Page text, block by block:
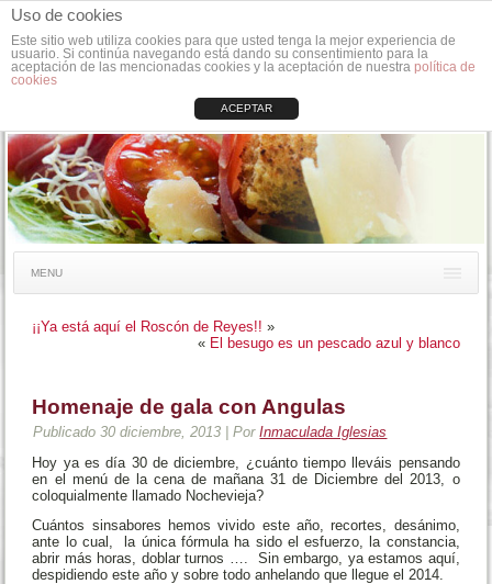
Uso de cookies
Este sitio web utiliza cookies para que usted tenga la mejor experiencia de
usuario. Si continúa navegando está dando su consentimiento para la
aceptación de las mencionadas cookies y la aceptación de nuestra política de
cookies
ACEPTAR
MENU
¡¡Ya está aquí el Roscón de Reyes!! »
« El besugo es un pescado azul y blanco
Homenaje de gala con Angulas
Publicado 30 diciembre, 2013 |Por Inmaculada Iglesias
Hoy ya es día 30 de diciembre, ¿cuánto tiempo lleváis pensando
en el menú de la cena de mañana 31 de Diciembre del 2013, o
coloquialmente llamado Nochevieja?
Cuántos sinsabores hemos vivido este año, recortes, desánimo,
ante lo cual, la única fórmula ha sido el esfuerzo, la constancia,
abrir más horas, doblar turnos …. Sin embargo, ya estamos aquí,
despidiendo este año y sobre todo anhelando que llegue el 2014.